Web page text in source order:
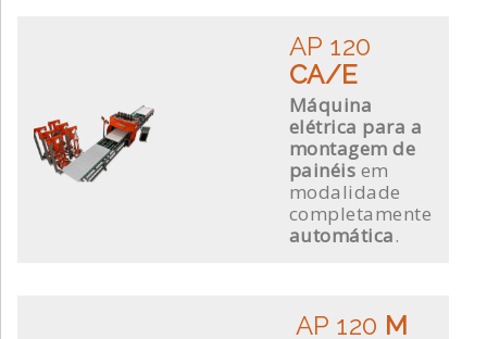
AP 120
CA/E
Máquina
elétrica para a
montagem de
painéis em
modalidade
completamente
automática.
AP 120 M